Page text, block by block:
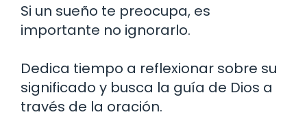
Si un sueño te preocupa, es
importante no ignorarlo.
Dedica tiempo a reflexionar sobre su
significado y busca la guía de Dios a
través de la oración.